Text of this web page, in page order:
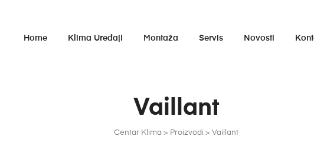
Home Klima Uređaji Montaža Servis Novosti
Centar Klima > Proizvodi > Vaillant
Vaillant